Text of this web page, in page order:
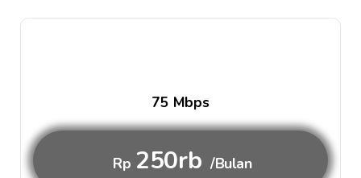
75 Mbps
Rp 250rb /Bulan